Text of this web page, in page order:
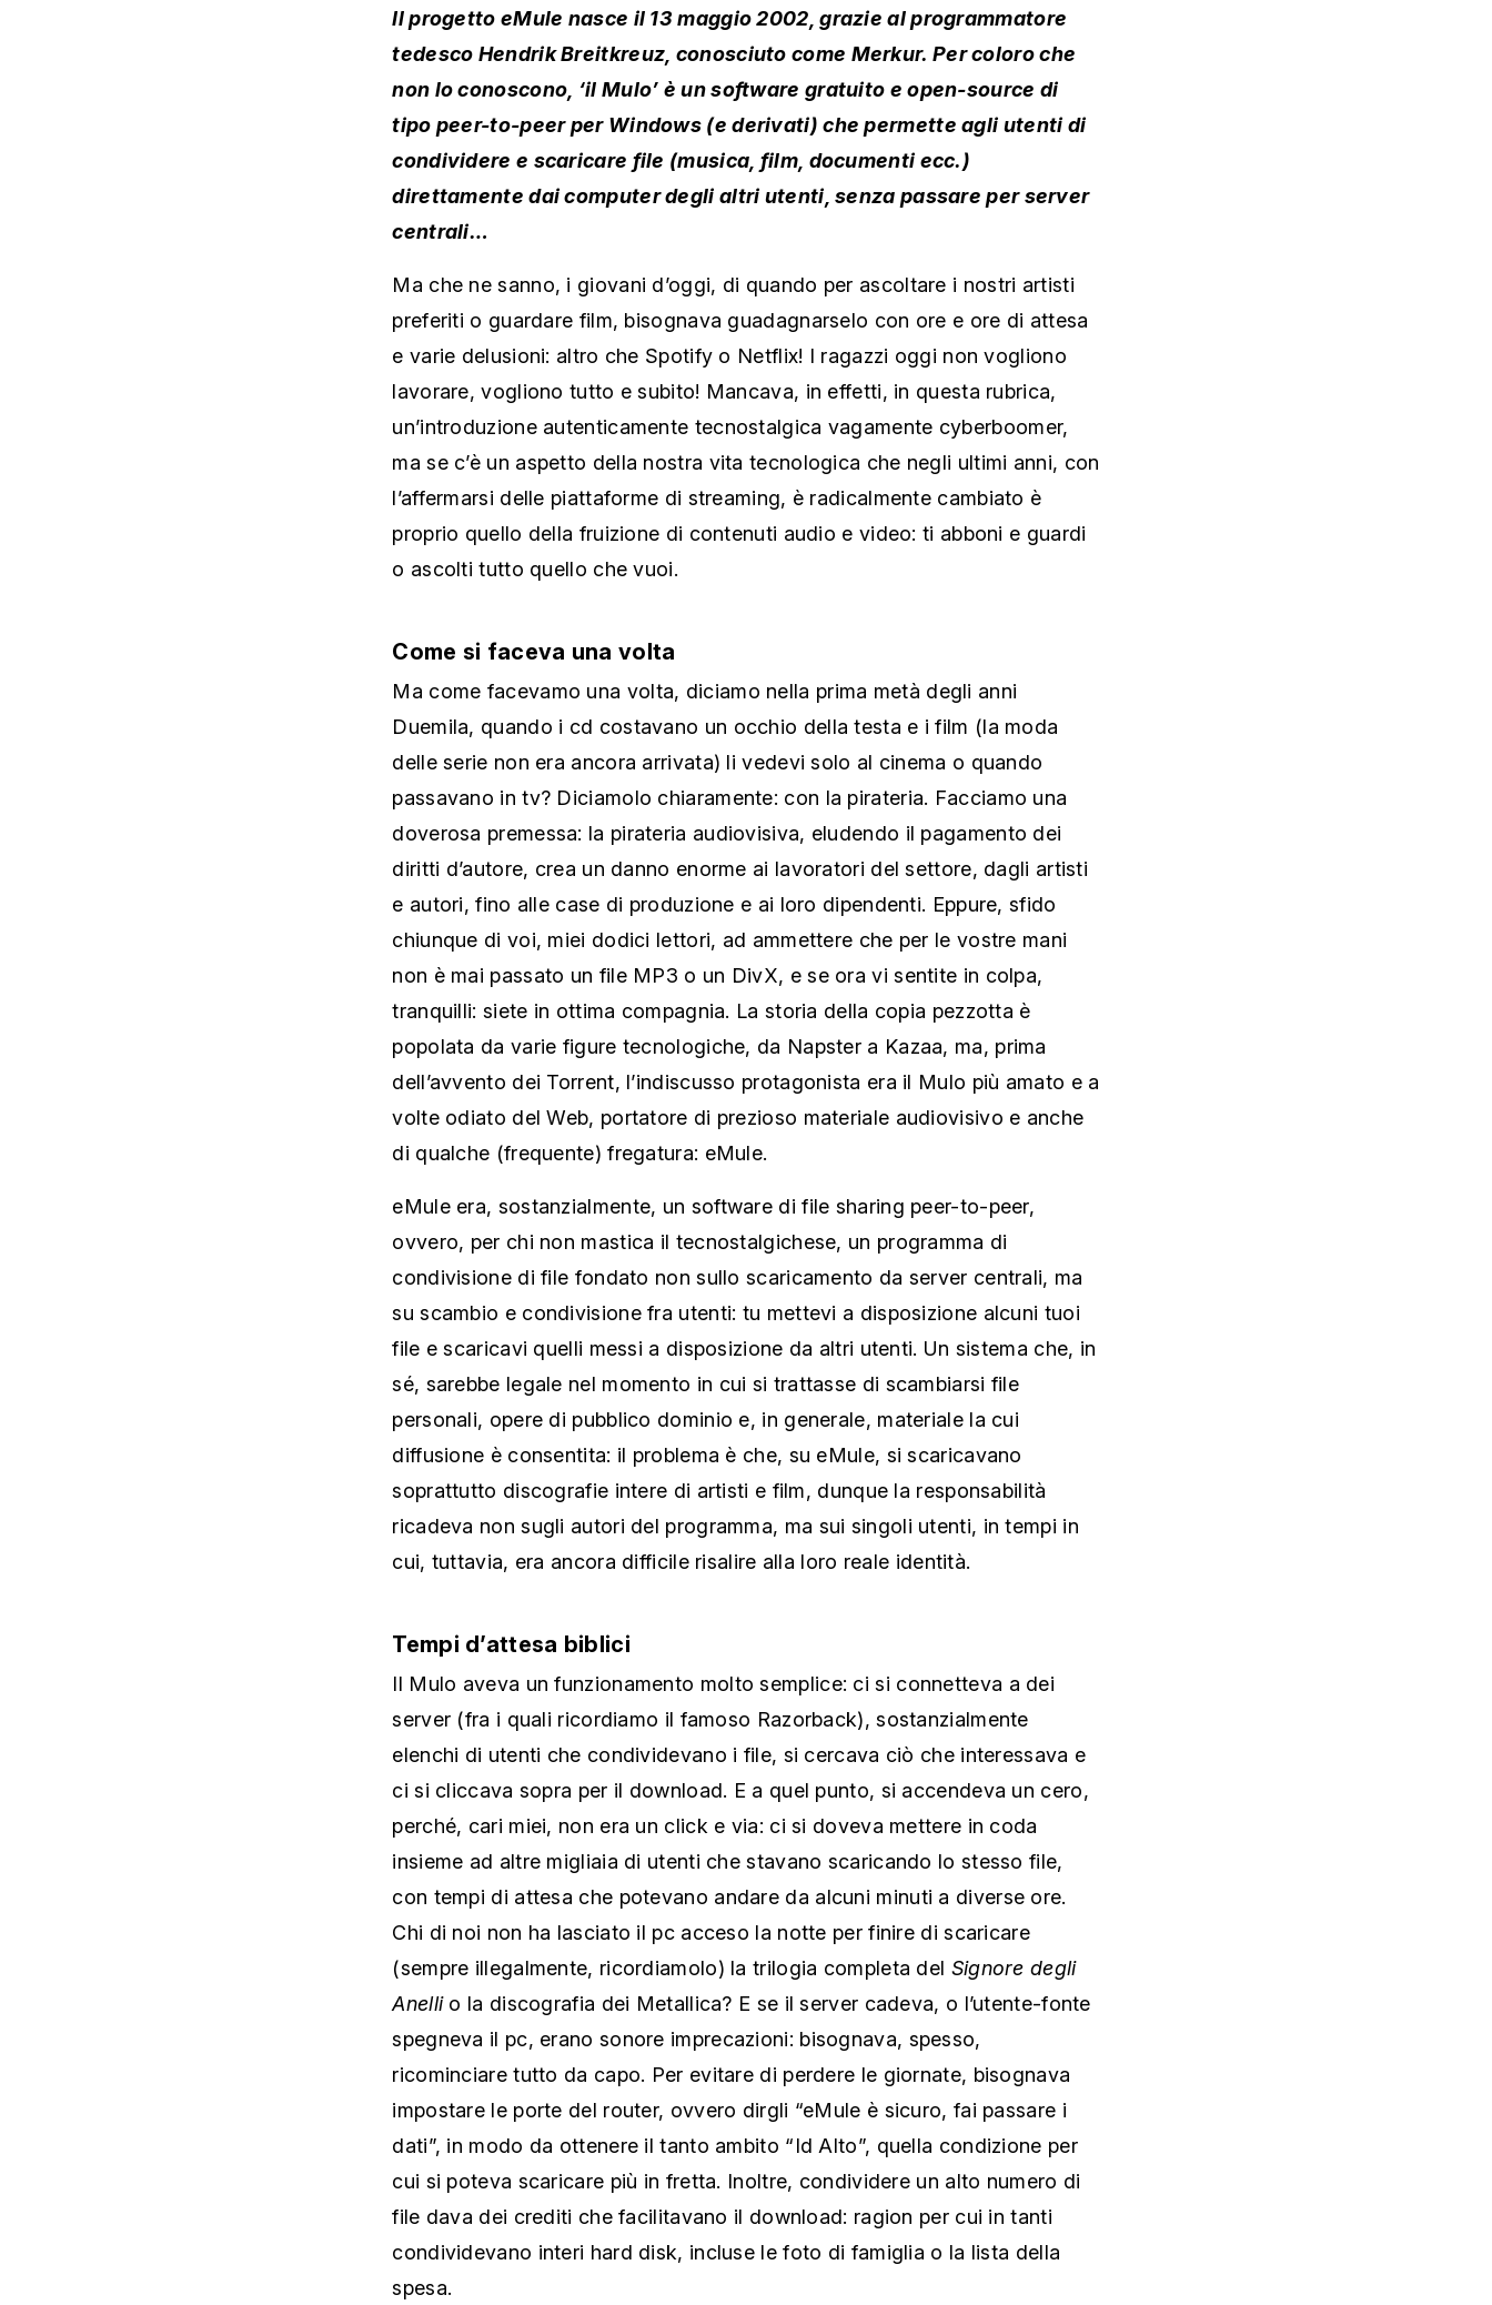
Il progetto eMule nasce il 13 maggio 2002, grazie al programmatore
tedesco Hendrik Breitkreuz, conosciuto come Merkur. Per coloro che
non lo conoscono, ‘il Mulo’ è un software gratuito e open-source di
tipo peer-to-peer per Windows (e derivati) che permette agli utenti di
condividere e scaricare file (musica, film, documenti ecc.)
direttamente dai computer degli altri utenti, senza passare per server
centrali…
Ma che ne sanno, i giovani d’oggi, di quando per ascoltare i nostri artisti
preferiti o guardare film, bisognava guadagnarselo con ore e ore di attesa
e varie delusioni: altro che Spotify o Netflix! I ragazzi oggi non vogliono
lavorare, vogliono tutto e subito! Mancava, in effetti, in questa rubrica,
un’introduzione autenticamente tecnostalgica vagamente cyberboomer,
ma se c’è un aspetto della nostra vita tecnologica che negli ultimi anni, con
l’affermarsi delle piattaforme di streaming, è radicalmente cambiato è
proprio quello della fruizione di contenuti audio e video: ti abboni e guardi
o ascolti tutto quello che vuoi.
Come si faceva una volta
Ma come facevamo una volta, diciamo nella prima metà degli anni
Duemila, quando i cd costavano un occhio della testa e i film (la moda
delle serie non era ancora arrivata) li vedevi solo al cinema o quando
passavano in tv? Diciamolo chiaramente: con la pirateria. Facciamo una
doverosa premessa: la pirateria audiovisiva, eludendo il pagamento dei
diritti d’autore, crea un danno enorme ai lavoratori del settore, dagli artisti
e autori, fino alle case di produzione e ai loro dipendenti. Eppure, sfido
chiunque di voi, miei dodici lettori, ad ammettere che per le vostre mani
non è mai passato un file MP3 o un DivX, e se ora vi sentite in colpa,
tranquilli: siete in ottima compagnia. La storia della copia pezzotta è
popolata da varie figure tecnologiche, da Napster a Kazaa, ma, prima
dell’avvento dei Torrent, l’indiscusso protagonista era il Mulo più amato e a
volte odiato del Web, portatore di prezioso materiale audiovisivo e anche
di qualche (frequente) fregatura: eMule.
eMule era, sostanzialmente, un software di file sharing peer-to-peer,
ovvero, per chi non mastica il tecnostalgichese, un programma di
condivisione di file fondato non sullo scaricamento da server centrali, ma
su scambio e condivisione fra utenti: tu mettevi a disposizione alcuni tuoi
file e scaricavi quelli messi a disposizione da altri utenti. Un sistema che, in
sé, sarebbe legale nel momento in cui si trattasse di scambiarsi file
personali, opere di pubblico dominio e, in generale, materiale la cui
diffusione è consentita: il problema è che, su eMule, si scaricavano
soprattutto discografie intere di artisti e film, dunque la responsabilità
ricadeva non sugli autori del programma, ma sui singoli utenti, in tempi in
cui, tuttavia, era ancora difficile risalire alla loro reale identità.
Tempi d’attesa biblici
Il Mulo aveva un funzionamento molto semplice: ci si connetteva a dei
server (fra i quali ricordiamo il famoso Razorback), sostanzialmente
elenchi di utenti che condividevano i file, si cercava ciò che interessava e
ci si cliccava sopra per il download. E a quel punto, si accendeva un cero,
perché, cari miei, non era un click e via: ci si doveva mettere in coda
insieme ad altre migliaia di utenti che stavano scaricando lo stesso file,
con tempi di attesa che potevano andare da alcuni minuti a diverse ore.
Chi di noi non ha lasciato il pc acceso la notte per finire di scaricare
(sempre illegalmente, ricordiamolo) la trilogia completa del Signore degli
Anellio la discografia dei Metallica? E se il server cadeva, o l’utente-fonte
spegneva il pc, erano sonore imprecazioni: bisognava, spesso,
ricominciare tutto da capo. Per evitare di perdere le giornate, bisognava
impostare le porte del router, ovvero dirgli “eMule è sicuro, fai passare i
dati”, in modo da ottenere il tanto ambito “Id Alto”, quella condizione per
cui si poteva scaricare più in fretta. Inoltre, condividere un alto numero di
file dava dei crediti che facilitavano il download: ragion per cui in tanti
condividevano interi hard disk, incluse le foto di famiglia o la lista della
spesa.